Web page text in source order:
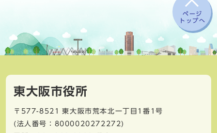
ページ
トップへ
東大阪市役所
〒577-8521
東大阪市荒本北一丁目1番1号
(法人番号：8000020272272)